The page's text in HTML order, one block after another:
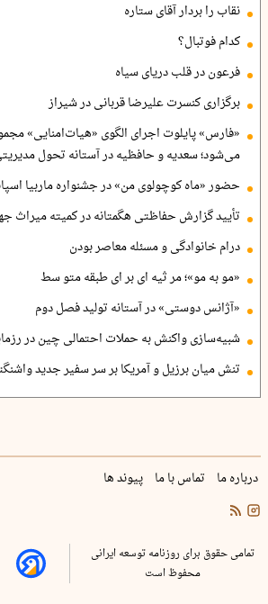
نقاب را بردار آقای ستاره
کدام فوتبال؟
فرعون در قلب دریای سیاه
برگزاری کنسرت علیرضا قربانی در شیراز
«فارس» پایلوت اجرای الگوی «هیات‌امنایی»
می‌شود؛ سعدیه و حافظیه در آستانه تحول
حضور «ماه کوچولوی من» در جشنواره ماربیا
تأیید گزارش حفاظتی هگمتانه در کمیته میراث
درام خانوادگی و مسئله معاصر بودن
«مو به مو»؛ مر ثیه ای بر ای طبقه متو سط
«آژانس دوستی» در آستانه تولید فصل دوم
شبیه‌سازی واکنش به حملات احتمالی چین در
تنش میان برزیل و آمریکا بر سر سفیر جدید
درباره ما تماس با ما پیوند ها
تمامی حقوق برای روزنامه توسعه ایرانی
محفوظ است